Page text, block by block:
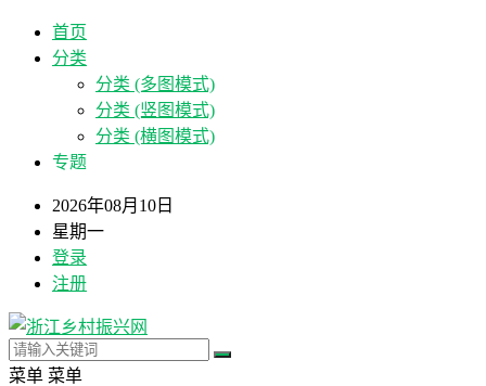
首页
分类
分类 (多图模式)
分类 (竖图模式)
分类 (横图模式)
专题
2026年08月10日
星期一
登录
注册
菜单 菜单